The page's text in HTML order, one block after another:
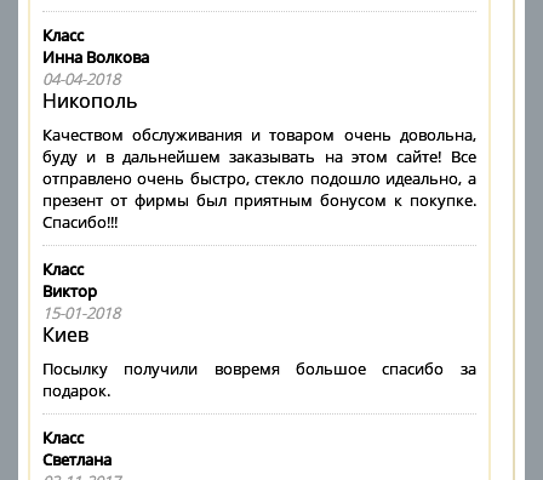
Класс
Инна Волкова
04-04-2018
Никополь
Качеством обслуживания и товаром очень довольна,
буду и в дальнейшем заказывать на этом сайте! Все
отправлено очень быстро, стекло подошло идеально, а
презент от фирмы был приятным бонусом к покупке.
Спасибо!!!
Класс
Виктор
15-01-2018
Киев
Посылку получили вовремя большое спасибо за
подарок.
Класс
Светлана